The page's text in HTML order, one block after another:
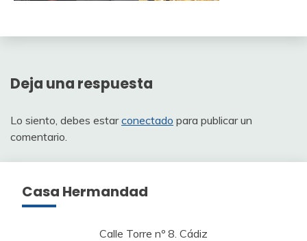
Deja una respuesta
Lo siento, debes estarconectado para publicar un
comentario.
Casa Hermandad
Calle Torre nº 8. Cádiz